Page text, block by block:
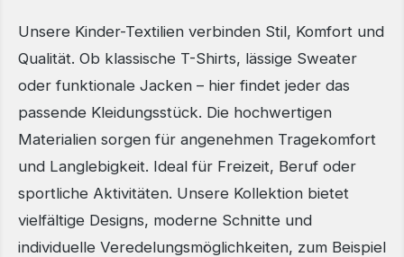
Unsere Kinder-Textilien verbinden Stil, Komfort und
Qualität. Ob klassische T-Shirts, lässige Sweater
oder funktionale Jacken – hier findet jeder das
passende Kleidungsstück. Die hochwertigen
Materialien sorgen für angenehmen Tragekomfort
und Langlebigkeit. Ideal für Freizeit, Beruf oder
sportliche Aktivitäten. Unsere Kollektion bietet
vielfältige Designs, moderne Schnitte und
individuelle Veredelungsmöglichkeiten, zum Beispiel